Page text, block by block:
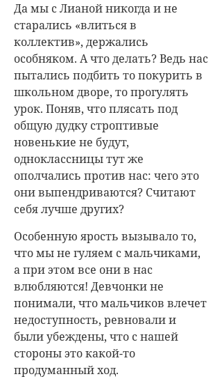
Да мы с Лианой никогда и не
старались «влиться в
коллектив», держались
особняком. А что делать? Ведь нас
пытались подбить то покурить в
школьном дворе, то прогулять
урок. Поняв, что плясать под
общую дудку строптивые
новенькие не будут,
одноклассницы тут же
ополчались против нас: чего это
они выпендриваются? Считают
себя лучше других?
Особенную ярость вызывало то,
что мы не гуляем с мальчиками,
а при этом все они в нас
влюбляются! Девчонки не
понимали, что мальчиков влечет
недоступность, ревновали и
были убеждены, что с нашей
стороны это какой-то
продуманный ход.